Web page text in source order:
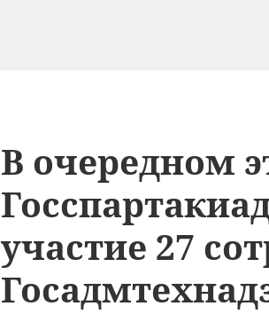
В очередном
участие 27